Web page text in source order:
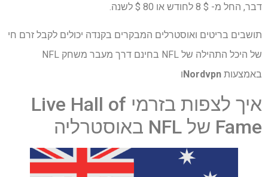
דבר, החל מ- $ 8 לחודש או 80 $ לשנה.
תושבים בריטים ואוסטרלים המבקרים בקנדה יכולים לקבל זרם חי
של היכל התהילה של NFL בחינם דרך מעבר משחק NFL
באמצעות Nordvpn ו
איך לצפות בזרמי Live Hall of
Fame של NFL באוסטרליה